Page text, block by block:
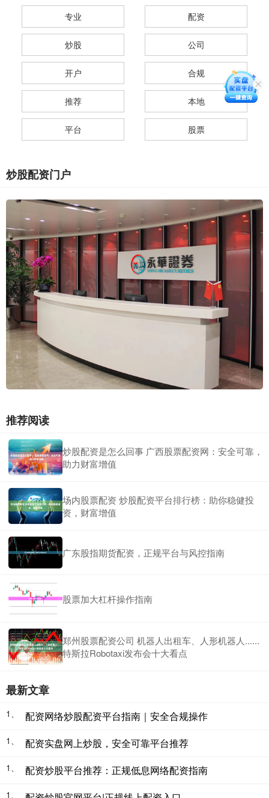
专业 配资
炒股 公司
开户 合规
推荐 本地
平台 股票
炒股配资门户
推荐阅读
炒股配资是怎么回事 广西股票配资网：安全可靠，
助力财富增值
场内股票配资 炒股配资平台排行榜：助你稳健投
资，财富增值
广东股指期货配资，正规平台与风控指南
股票加大杠杆操作指南
郑州股票配资公司 机器人出租车、人形机器人......
特斯拉Robotaxi发布会十大看点
最新文章
1、 配资网络炒股配资平台指南｜安全合规操作
1、 配资实盘网上炒股，安全可靠平台推荐
1、 配资炒股平台推荐：正规低息网络配资指南
1、